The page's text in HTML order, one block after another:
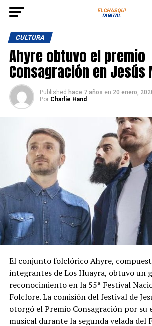
CULTURA
Ahyre obtuvo el premio
Consagración en Jesús
Published hace 7 años en 20 enero,
Por Charlie Hand
El conjunto folclórico Ahyre,
integrantes de Los Huayra, obtuvo un
reconocimiento en la 55ª Festival
Folclore. La comisión del festival de
otorgó el Premio Consagración por su
musical durante la segunda velada del